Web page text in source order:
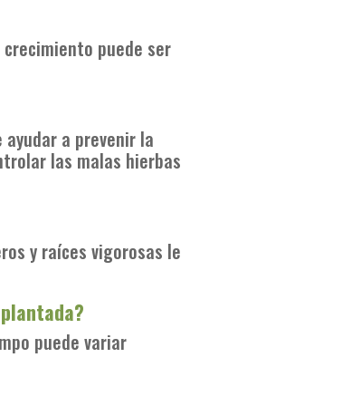
puede ser
a prevenir la
las malas hierbas
y raíces vigorosas le
puede variar